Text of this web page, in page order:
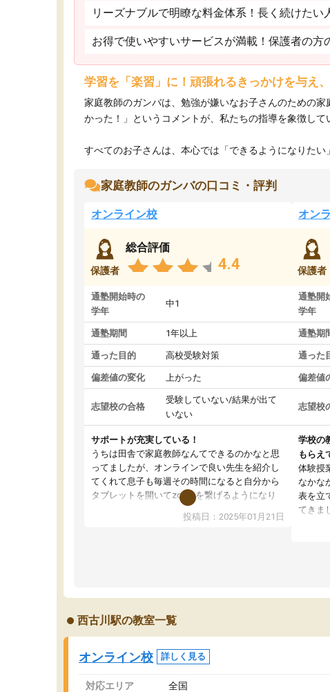
リーズナブルで明瞭な料金体系！長く続けたい
お得で使いやすいサービスが満載！保護者の方
学習を「楽習」に！頑張れるきっかけを与え
家庭教師のガンバは、勉強が嫌いなお子さんのための
かった！」というコメントが、私たちの指導を象徴して
すべてのお子さんは、本心では「できるようになりたい
家庭教師のガンバの口コミ・評判
オンライン校
保護者
総合評価
4.4
通塾開始時の
学年
中1
通塾期間 1年以上
通った目的 高校受験対策
偏差値の変化 上がった
志望校の合格
受験していない/結果が出て
いない
サポートが充実している！
うちは田舎で家庭教師なんてできるのかなと思
ってましたが、オンラインで良い先生を紹介し
てくれて息子も毎週その時間になると自分から
タブレットを開いてzoomを繋げるようになり
ました！5科目なんでもOKなのもとても気に入
投稿日：2025年01月21日
オン
保護者
通塾開
学年
通塾期
通った
偏差値
志望校
学校の
もらえ
体験授
なかな
表を立
てきま
オン
い日
西古川駅の教室一覧
オンライン校 詳しく見る
対応エリア 全国